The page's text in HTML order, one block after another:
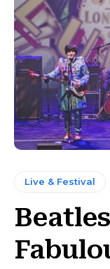
Live & Festival